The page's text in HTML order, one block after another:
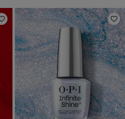
1988
avis
Ajouter aux favoris